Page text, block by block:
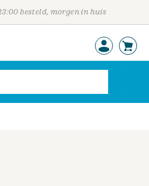
besteld, morgen in huis